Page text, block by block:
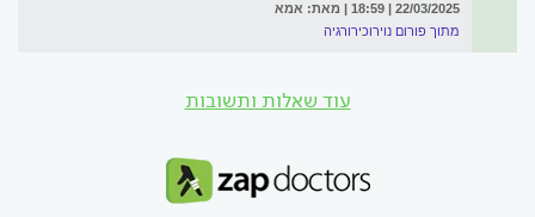
22/03/2025 | 18:59 | מאת: אמא
מתוך פורום נוירוכירורגיה
עוד שאלות ותשובות